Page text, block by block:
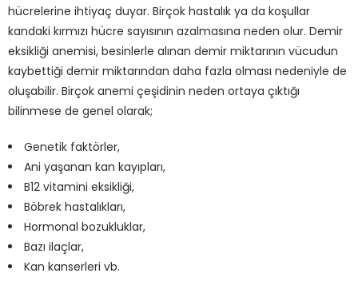
hücrelerine ihtiyaç duyar. Birçok hastalık ya da koşullar
kandaki kırmızı hücre sayısının azalmasına neden olur. Demir
eksikliği anemisi, besinlerle alınan demir miktarının vücudun
kaybettiği demir miktarından daha fazla olması nedeniyle de
oluşabilir. Birçok anemi çeşidinin neden ortaya çıktığı
bilinmese de genel olarak;
Genetik faktörler,
Ani yaşanan kan kayıpları,
B12 vitamini eksikliği,
Böbrek hastalıkları,
Hormonal bozukluklar,
Bazı ilaçlar,
Kan kanserleri vb.